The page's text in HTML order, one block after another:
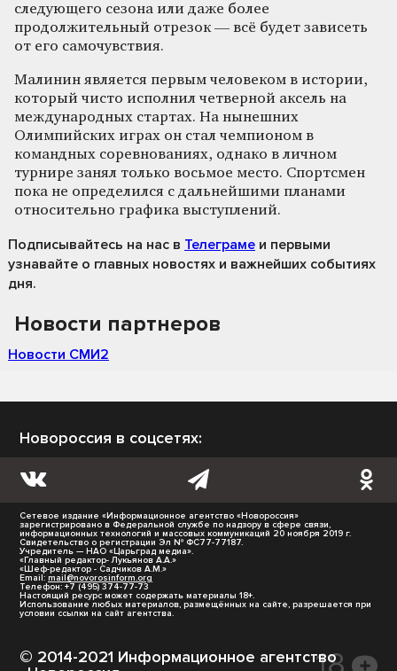
следующего сезона или даже более
продолжительный отрезок — всё будет зависеть
от его самочувствия.
Малинин является первым человеком в истории,
который чисто исполнил четверной аксель на
международных стартах. На нынешних
Олимпийских играх он стал чемпионом в
командных соревнованиях, однако в личном
турнире занял только восьмое место. Спортсмен
пока не определился с дальнейшими планами
относительно графика выступлений.
Подписывайтесь на нас в Телеграме и первыми
узнавайте о главных новостях и важнейших событиях
дня.
Новости партнеров
Новости СМИ2
Новороссия в соцсетях:
Сетевое издание «Информационное агентство «Новороссия»
зарегистрировано в Федеральной службе по надзору в сфере связи,
информационных технологий и массовых коммуникаций 20 ноября 2019 г.
Свидетельство о регистрации Эл № ФС77-77187.
Учредитель — НАО «Царьград медиа».
«Главный редактор- Лукьянов А.А.»
«Шеф-редактор - Садчиков А.М.»
Email: mail@novorosinform.org
Телефон: +7 (495) 374-77-73
Настоящий ресурс может содержать материалы 18+.
Использование любых материалов, размещённых на сайте, разрешается при
условии ссылки на сайт агентства.
© 2014-2021 Информационное агентство